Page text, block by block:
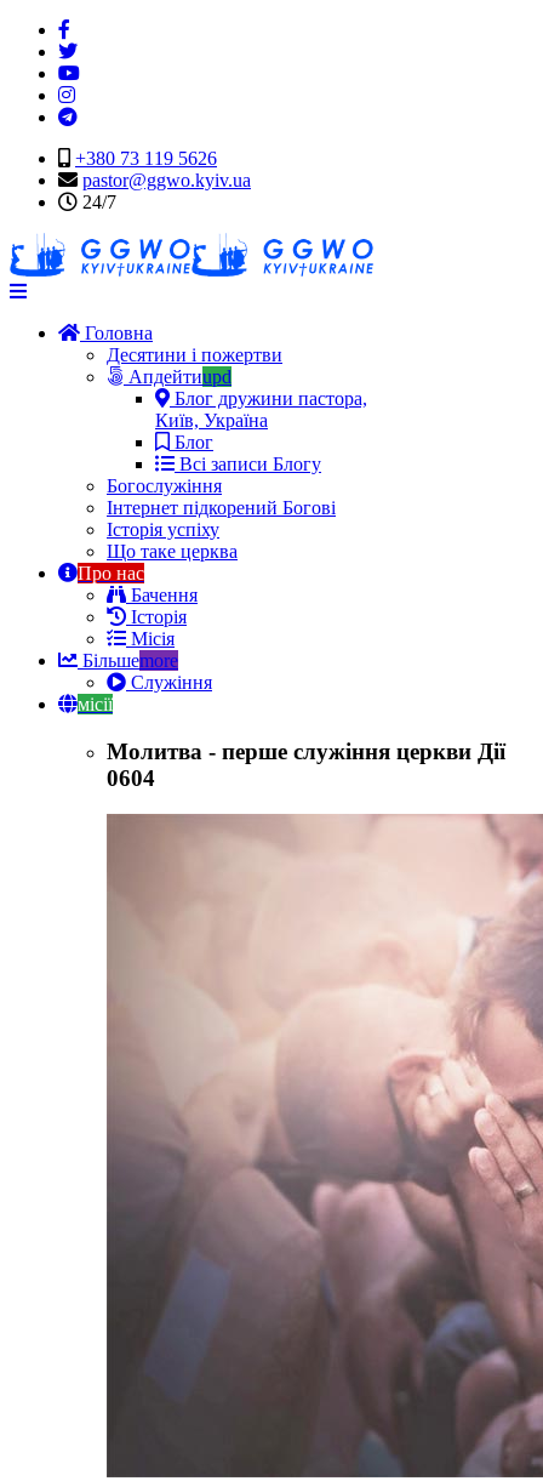
+380 73 119 5626
pastor@ggwo.kyiv.ua
24/7
Navigation
Головна
Десятини і пожертви
Апдейтиupd
Блог дружини пастора,
Київ, Україна
Блог
Всі записи Блогу
Богослужіння
Інтернет підкорений Богові
Історія успіху
Що таке церква
Про нас
Бачення
Історія
Місія
Більшеmore
Служіння
місії
Молитва - перше служіння церкви Дії
0604